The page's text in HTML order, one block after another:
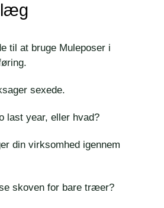
til at bruge Muleposer i
sexede.
last year, eller hvad?
din virksomhed igennem
skoven for bare træer?